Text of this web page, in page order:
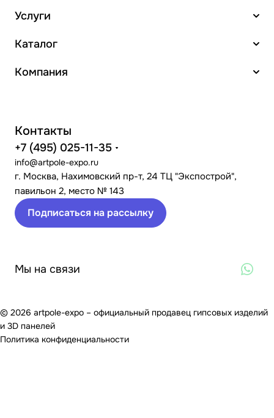
Услуги
Каталог
Компания
Контакты
+7 (495) 025-11-35
info@artpole-expo.ru
г. Москва, Нахимовский пр-т, 24 ТЦ "Экспострой",
павильон 2, место № 143
Подписаться на рассылку
Мы на связи
© 2026 artpole-expo – официальный продавец гипсовых изделий
и 3D панелей
Политика конфиденциальности